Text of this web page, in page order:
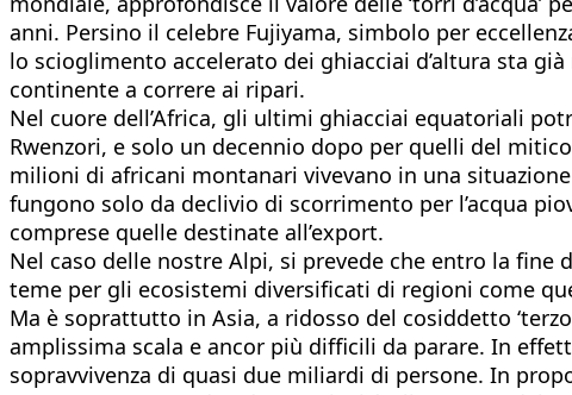
anni. Persino il celebre Fujiyama, simbolo per
lo scioglimento accelerato dei ghiacciai d’altura sta
continente a correre ai ripari.
Nel cuore dell’Africa, gli ultimi ghiacciai equatoriali
Rwenzori, e solo un decennio dopo per quelli del
milioni di africani montanari vivevano in una
fungono solo da declivio di scorrimento per l’acqua
comprese quelle destinate all’export.
Nel caso delle nostre Alpi, si prevede che entro la
teme per gli ecosistemi diversificati di regioni come
Ma è soprattutto in Asia, a ridosso del cosiddetto
amplissima scala e ancor più difficili da parare. In
sopravvivenza di quasi due miliardi di persone. In